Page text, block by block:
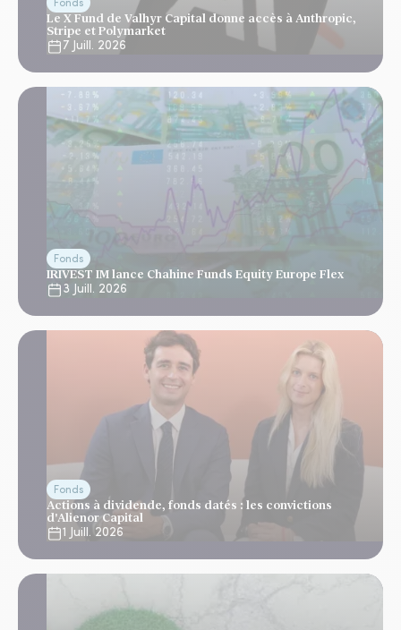
Fonds
Le X Fund de Valhyr Capital donne accès à Anthropic,
Stripe et Polymarket
7 Juill. 2026
Fonds
IRIVEST IM lance Chahine Funds Equity Europe Flex
3 Juill. 2026
Fonds
Actions à dividende, fonds datés : les convictions
d'Alienor Capital
1 Juill. 2026